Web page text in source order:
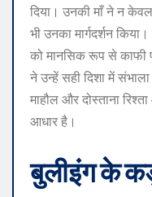
दिया। उनकी माँ ने न
भी उनका मार्गदर्शन
को मानसिक रूप से काफी
ने उन्हें सही दिशा में
माहौल और दोस्ताना
आधार है।
बुलीइंग के